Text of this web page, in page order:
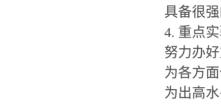
具备很
4. 重点
努力办
为各方
为出高